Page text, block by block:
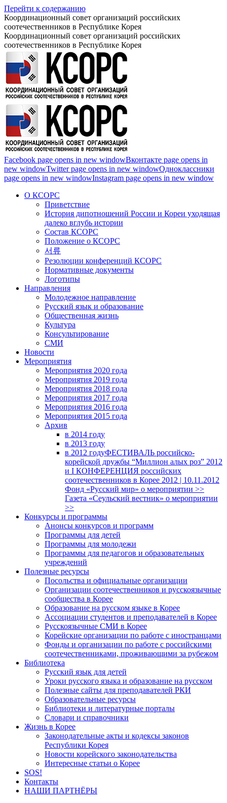
Перейти к содержанию
Координационный совет организаций российских
соотечественников в Республике Корея
Координационный совет организаций российских
соотечественников в Республике Корея
Facebook page opens in new windowВконтакте page opens in
new windowTwitter page opens in new windowОдноклассники
page opens in new windowInstagram page opens in new window
О КСОРС
Приветствие
История дипотношений России и Кореи уходящая
далеко вглубь истории
Состав КСОРС
Положение о КСОРС
서류
Резолюции конференций КСОРС
Нормативные документы
Логотипы
Направления
Молодежное направление
Русский язык и образование
Общественная жизнь
Культура
Консультирование
СМИ
Новости
Мероприятия
Мероприятия 2020 года
Мероприятия 2019 года
Мероприятия 2018 годa
Мероприятия 2017 года
Мероприятия 2016 года
Мероприятия 2015 года
Архив
в 2014 году
в 2013 году
в 2012 годуФЕСТИВАЛЬ российско-
корейской дружбы “Миллион алых роз” 2012
и I КОНФЕРЕНЦИЯ российских
соотечественников в Корее 2012 | 10.11.2012
Фонд «Русский мир» о мероприятии >>
Газета «Сеульский вестник» о мероприятии
>>
Конкурсы и программы
Анонсы конкурсов и программ
Программы для детей
Программы для молодежи
Программы для педагогов и образовательных
учреждений
Полезные ресурсы
Посольства и официальные организации
Организации соотечественников и русскоязычные
сообщества в Корее
Образование на русском языке в Корее
Ассоциации студентов и преподавателей в Корее
Русскоязычные СМИ в Корее
Корейские организации по работе с иностранцами
Фонды и организации по работе с российскими
соотечественниками, проживающими за рубежом
Библиотека
Русский язык для детей
Уроки русского языка и образование на русском
Полезные сайты для преподавателей РКИ
Образовательные ресурсы
Библиотеки и литературные порталы
Словари и справочники
Жизнь в Корее
Законодательные акты и кодексы законов
Республики Корея
Новости корейского законодательства
Интересные статьи о Корее
SOS!
Контакты
НАШИ ПАРТНЁРЫ